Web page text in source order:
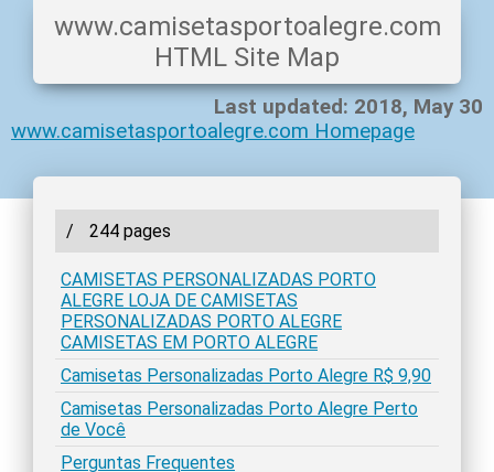
www.camisetasportoalegre.com
HTML Site Map
Last updated: 2018, May 30
www.camisetasportoalegre.com Homepage
/ 244 pages
CAMISETAS PERSONALIZADAS PORTO
ALEGRE LOJA DE CAMISETAS
PERSONALIZADAS PORTO ALEGRE
CAMISETAS EM PORTO ALEGRE
Camisetas Personalizadas Porto Alegre R$ 9,90
Camisetas Personalizadas Porto Alegre Perto
de Você
Perguntas Frequentes